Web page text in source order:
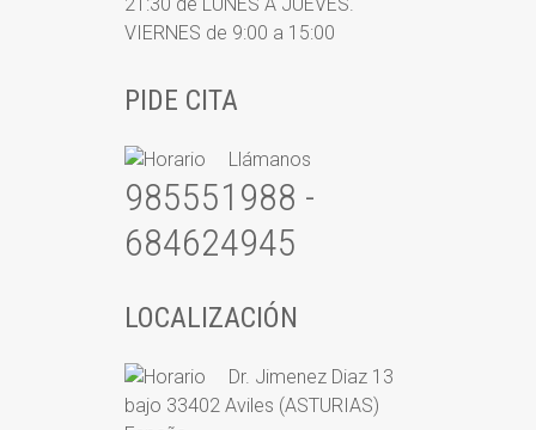
VIERNES de 9:00 a 15:00
PIDE CITA
Llámanos
985551988 -
684624945
LOCALIZACIÓN
Dr. Jimenez Diaz 13
bajo 33402 Aviles (ASTURIAS)